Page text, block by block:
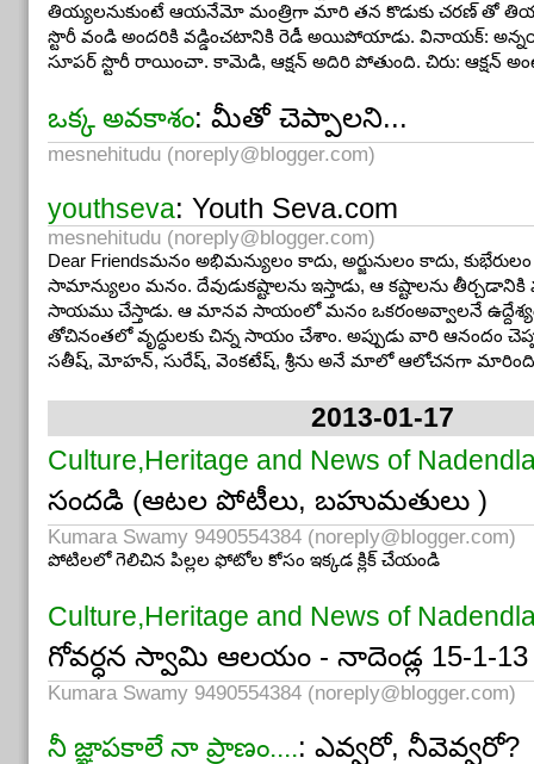
వచ్చేయడమూ ..” అనేశారు. ఏదో అమ్మేయడమే అయితే,
టైములోనే ఆ పని చేసేవాళ్ళం కదా, ఏదో కొత్తగా
అంతకుముందునుండీ ఉన్నవన్నీ, ఎప్పుడో పదేళ్ళ క్రితం
వస్తువులు కొద్దికాలమైనా enjoy చేయడానికి, విడిగా
కదా, ఇలాగే కానీయ్,ఏదో కాలూ చెయ్యీ
వెళ్ళిపోనీయ్, అని మా స్వంత ఇంటికి వెళ్ళే కార్యక్రమం,
అబ్బాయీ, కోడలూ ఈ proposal పెట్టడమూ, మేము
అని చెప్పిన అరగంటకల్లా, అమ్మాయీ, అల్లుడూ వచ్చేశారు.
ఈమధ్యన వాళ్ళు, ఓ 4BHK లోకి మారారు. ఇదివరకటి ఇల్లేమో,
అలాగని తాళం పెట్టుంచడమూ బావుండదూ,
ఆలోచనుండేది, వాళ్ళు కొత్తింటికి మారిపోవడమూ, వాళ్ళుంటున్న
మారమనడమూ, ఈమధ్యనే ఆ ఇంటికి paints అవీ కూడా
చేయడం ఎందుకూ అనుకుని, మాతో అనలేదు. ఇప్పుడేమో
మమ్మల్ని వచ్చి అక్కడ ఉండమని, చెప్పలేక చెప్పలేక చివరకి
“తంతే బూర్ల బుట్టలోకి”వెళ్ళినట్టయింది! రాజమండ్రీలో మూడు
సామానంతా, ఇక్కడ పూణె లో ఒకరూమ్మూ, హాల్లో సద్దేసింది. ఇప్పుడేమో,
హాలూనూ.
మొత్తానికి నిన్న సాయంత్రానికి సామానంతా మార్చేసి, కొత్తింటికి
మాటలా? ఇదివరకు రాజమండ్రీనుంచి వచ్చేటప్పుడైతే తను, ఓ నెల
నేను ప్యాకింగూ అవీ, ఏ గొడవా లేకుండా చేయించేశాను. ఇప్పుడలా ఎలా
ఇంటావిడ ఓcleanliness freaక్కాయేవెళ్ళేదేమో అమ్మాయింటికాయె,
చూసుకోవాలి, మాటరాకూడదు.ఇల్లేమో చకా చెక్ లా ఉండాలి. ఇవన్నీ
ఇదివరకే మేము కొన్న AC ఎక్కడ పెట్టుకోనూ,నెత్తిమీద పెట్టుకోమంది.
కాకుండా, cupboard మీద పెట్టేశాము!మొదటిరోజు నెట్ లేదూ, టీవీ
రెండూ వచ్చేశాయి, మీముందర హాజరీ వేయించేసికున్నానోఛ్ !
ఈ స్థానచలనం ముఖ్యమైన మార్పేమిటంటే, ఈ నలభై ఏళ్ళ
ముచ్చటెన్నాళ్ళో చూడాలి, ఎప్పుడోencroachచేసేస్తుందిలెండి మ
తియ్యలనుకుంటే ఆయనేమో మంత్రిగా మారి తన కొడుకు చరణ్ తో
స్టొరీ వండి అందరికి వడ్డించటానికి రెడీ అయిపోయాడు. వినాయక్:
సూపర్ స్టొరీ రాయించా. కామెడి, ఆక్షన్ అదిరి పోతుంది. చిరు: ఆక్షన్
ఒక్క అవకాశం: మీతో చెప్పాలని...
mesnehitudu (noreply@blogger.com)
youthseva: Youth Seva.com
mesnehitudu (noreply@blogger.com)
Dear Friendsమనం అభిమన్యులం కాదు, అర్జునులం కాదు,
సామాన్యులం మనం. దేవుడుకష్టాలను ఇస్తాడు, ఆ కష్టాలను
సాయము చేస్తాడు. ఆ మానవ సాయంలో మనం ఒకరంఅవ్వాలనే
తోచినంతలో వృద్ధులకు చిన్న సాయం చేశాం. అప్పుడు వారి ఆనందం
సతీష్‌, మోహన్‌, సురేష్‌, వెంకటేష్‌, శ్రీను అనే మాలో ఆలోచనగా
2013-01-17
Culture,Heritage and News of
సందడి (ఆటల పోటీలు, బహుమతులు )
Kumara Swamy 9490554384 (noreply@blogger.com)
పోటిలలో గెలిచిన పిల్లల ఫోటోల కోసం ఇక్కడ క్లిక్ చేయండి
Culture,Heritage and News of
గోవర్ధన స్వామి ఆలయం - నాదెండ్ల 15-1-13
Kumara Swamy 9490554384 (noreply@blogger.com)
నీ జ్ఞాపకాలే నా ప్రాణం....: ఎవ్వరో, నీవెవ్వరో?